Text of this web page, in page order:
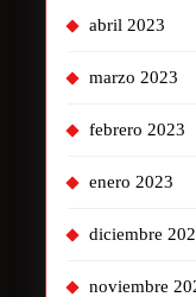
abril 2023
marzo 2023
febrero 2023
enero 2023
diciembre
noviembre